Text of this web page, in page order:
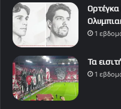
Ορτέγκα
1
Τα
1